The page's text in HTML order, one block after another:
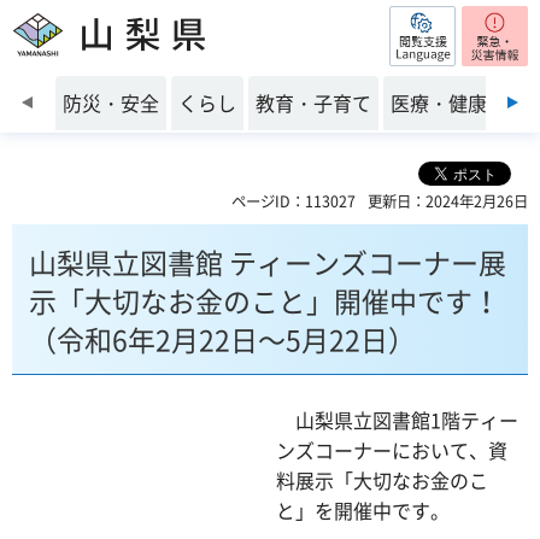
山梨県 閲覧支援
前のスライドを表示
防災・安全 くらし 教育・子育て 医療・健康・福
ページID：113027 更新日：2024年2月26日
山梨県立図書館 ティーンズコーナー展
示「大切なお金のこと」開催中です！
（令和6年2月22日～5月22日）
山梨県立図書館1階ティー
ンズコーナーにおいて、資
料展示「大切なお金のこ
と」を開催中です。